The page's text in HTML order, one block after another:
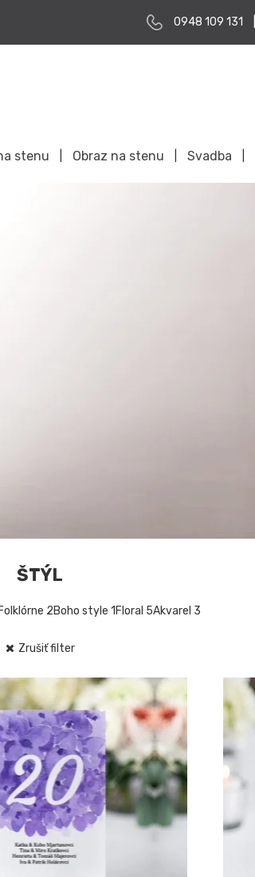
0948 109 131
stenu Obraz na stenu Svadba
ŠTÝL
Folklórne 2Boho style 1 Floral 5Akvarel 3